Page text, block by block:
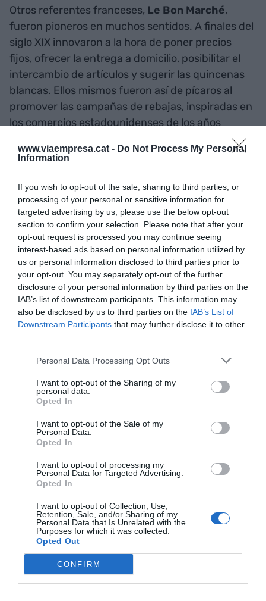
www.viaempresa.cat - Do Not Process My Personal
Information
If you wish to opt-out of the sale, sharing to third parties, or
processing of your personal or sensitive information for
targeted advertising by us, please use the below opt-out
section to confirm your selection. Please note that after your
opt-out request is processed you may continue seeing
interest-based ads based on personal information utilized by
us or personal information disclosed to third parties prior to
your opt-out. You may separately opt-out of the further
disclosure of your personal information by third parties on the
IAB’s list of downstream participants. This information may
also be disclosed by us to third parties on the IAB’s List of
Downstream Participants that may further disclose it to other
Personal Data Processing Opt Outs
I want to opt-out of the Sharing of my
personal data.
Opted In
I want to opt-out of the Sale of my
Personal Data.
Opted In
I want to opt-out of processing my
Personal Data for Targeted Advertising.
Opted In
I want to opt-out of Collection, Use,
Retention, Sale, and/or Sharing of my
Personal Data that Is Unrelated with the
Purposes for which it was collected.
Opted Out
CONFIRM
Otros referentes franceses, Le Bon Marché,
fueron pioneros en muchos sentidos. A finales del
siglo XIX innovaron a la hora de poner precios
fijos, ofrecer la entrega a domicilio, posibilitar el
intercambio de artículos y sugerir las quincenas
blancas. Ellos mismos fueron así de pícaros al
promover las campañas de rebajas, inspiradas en
los comercios estadounidenses de los años
transgresor lo podemos completar conLa
Samaritaine. Rompió moldes en cuanto al
comercio del textil, hasta el punto de que fue la
primera tienda en tener los precios puestos en
cada una de las prendas de ropa. Sorprendieron,
además, al colocar la mercancía guardada en
estanterías y ordenada con perchas. ¿Qué me
diréis si os digo que a la vez fueron los primeros
en habilitar espacios de la trastienda para que la
La miscelánea de grandes hitos no se recluye tan
solo en establecimientos mayúsculos como los
que hemos apuntado. Cerca de casa, en Sant
Pere de Ribes, os puedo descubrir una tienda de
juguetes de barrio que da gusto solo de pasar por
delante.
sus escaparates atraigan el interés de los
viandantes. Muy cerca, en la panadería de cada
puñado de sonrisas. Estas también son grandes
hitos, sin artificios. Detrás de estos y otros
negocios no solo hay un horario comercial;
también hay almas que laten y espabilan el
transcurrir de los días.